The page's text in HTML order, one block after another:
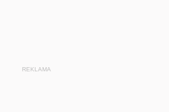
REKLAMA